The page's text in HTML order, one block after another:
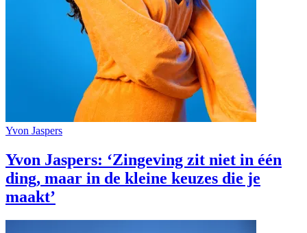
Yvon Jaspers
Yvon Jaspers: ‘Zingeving zit niet in één
ding, maar in de kleine keuzes die je
maakt’